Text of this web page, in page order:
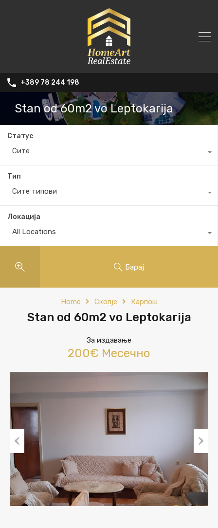
+389 78 244 198
Stan od 60m2 vo Leptokarija
Статус
Сите
Тип
Сите типови
Локација
All Locations
Барај
Home Скопје Карпош
Stan od 60m2 vo Leptokarija
За издавање
200€ Месечно
Previous